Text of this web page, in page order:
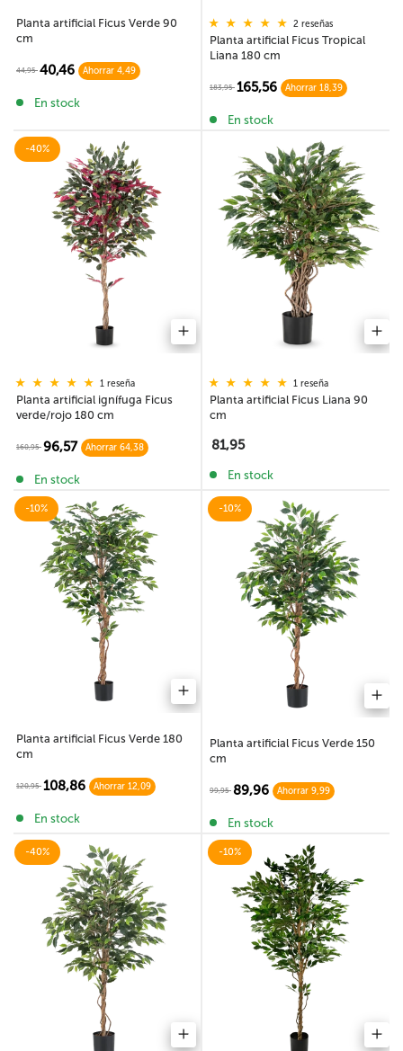
Planta artificial Ficus Verde 90
cm
44,95 40,46 Ahorrar 4,49
En stock
2 reseñas
Planta artificial Ficus Tropical
Liana 180 cm
183,95 165,56 Ahorrar 18,39
En stock
-40%
1 reseña
Planta artificial ignífuga Ficus
verde/rojo 180 cm
160,95 96,57 Ahorrar 64,38
En stock
1 reseña
Planta artificial Ficus Liana 90
cm
81,95
En stock
-10%
Planta artificial Ficus Verde 180
cm
120,95 108,86 Ahorrar 12,09
En stock
-10%
Planta artificial Ficus Verde 150
cm
99,95 89,96 Ahorrar 9,99
En stock
-40% -10%